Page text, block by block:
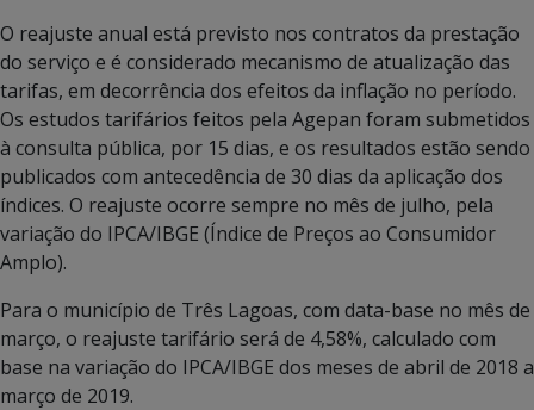
O reajuste anual está previsto nos contratos da prestação
do serviço e é considerado mecanismo de atualização das
tarifas, em decorrência dos efeitos da inflação no período.
Os estudos tarifários feitos pela Agepan foram submetidos
à consulta pública, por 15 dias, e os resultados estão sendo
publicados com antecedência de 30 dias da aplicação dos
índices. O reajuste ocorre sempre no mês de julho, pela
variação do IPCA/IBGE (Índice de Preços ao Consumidor
Amplo).
Para o município de Três Lagoas, com data-base no mês de
março, o reajuste tarifário será de 4,58%, calculado com
base na variação do IPCA/IBGE dos meses de abril de 2018 a
março de 2019.